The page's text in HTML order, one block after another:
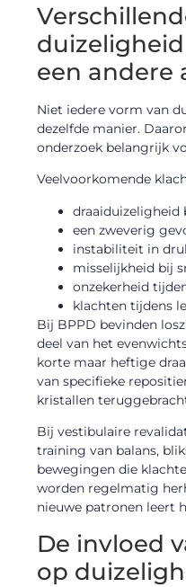
een andere
Niet iedere vorm van
dezelfde manier.
onderzoek belangrijk
Veelvoorkomende
draaiduizeligheid
een zweverig
instabiliteit in
misselijkheid bij
onzekerheid
klachten tijdens
Bij BPPD bevinden
deel van het
korte maar heftige
van specifieke
kristallen
Bij vestibulaire
training van balans,
bewegingen die
worden regelmatig
nieuwe patronen leert
De invloed
op